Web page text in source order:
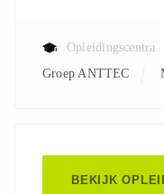
Opleidingscentra
Groep ANTTEC
BEKIJK